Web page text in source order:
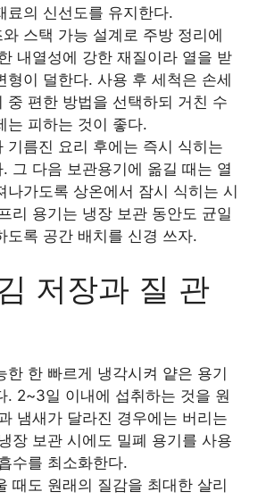
료의 신선도를 유지한다.
스택 가능 설계로 주방 정리에
내열성에 강한 재질이라 열을 받
형이 덜한다. 사용 후 세척은 손세
중 편한 방법을 선택하되 거친 수
는 피하는 것이 좋다.
기름진 요리 후에는 즉시 식히는
그 다음 보관용기에 옮길 때는 열
나가도록 상온에서 잠시 식히는 시
리 용기는 냉장 보관 동안도 균일
도록 공간 배치를 신경 쓰자.
저장과 질 관
한 한 빠르게 냉각시켜 얕은 용기
. 2~3일 이내에 섭취하는 것을 원
냄새가 달라진 경우에는 버리는
장 보관 시에도 밀폐 용기를 사용
수를 최소화한다.
때도 원래의 질감을 최대한 살리